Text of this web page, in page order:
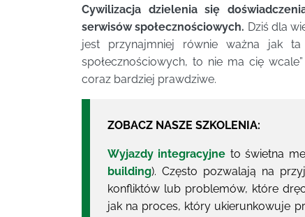
Cywilizacja dzielenia się
serwisów społecznościowych. Dziś dla
jest przynajmniej równie ważna jak
społecznościowych, to nie ma cię
coraz bardziej prawdziwe.
ZOBACZ NASZE SZKOLENIA:
Wyjazdy integracyjne to świetna
building). Często pozwalają na
konfliktów lub problemów, które
jak na proces, który ukierunkowuje